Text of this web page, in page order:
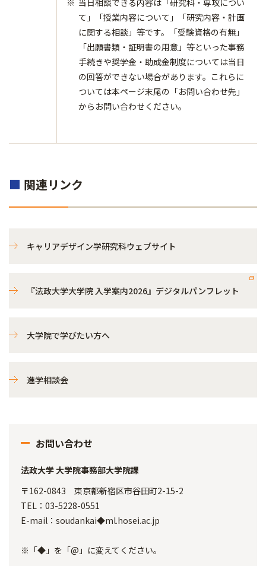
当日相談できる内容は「研究科・専攻につい
て」「授業内容について」「研究内容・計画
に関する相談」等です。「受験資格の有無」
「出願書類・証明書の用意」等といった事務
手続きや奨学金・助成金制度については当日
の回答ができない場合があります。これらに
ついては本ページ末尾の「お問い合わせ先」
からお問い合わせください。
■ 関連リンク
キャリアデザイン学研究科ウェブサイト
『法政大学大学院 入学案内2026』デジタルパンフレット
大学院で学びたい方へ
進学相談会
お問い合わせ
法政大学 大学院事務部大学院課
〒162-0843 東京都新宿区市谷田町2-15-2
TEL：03-5228-0551
E-mail：soudankai◆ml.hosei.ac.jp
※「◆」を「@」に変えてください。